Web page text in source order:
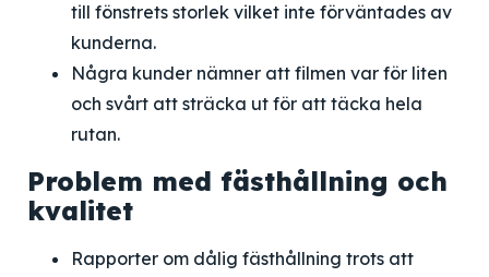
till fönstrets storlek vilket inte förväntades av
kunderna.
Några kunder nämner att filmen var för liten
och svårt att sträcka ut för att täcka hela
rutan.
Problem med fästhållning och
kvalitet
Rapporter om dålig fästhållning trots att